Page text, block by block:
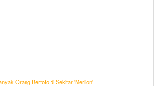
Orang Berfoto di Sekitar 'Merlion'